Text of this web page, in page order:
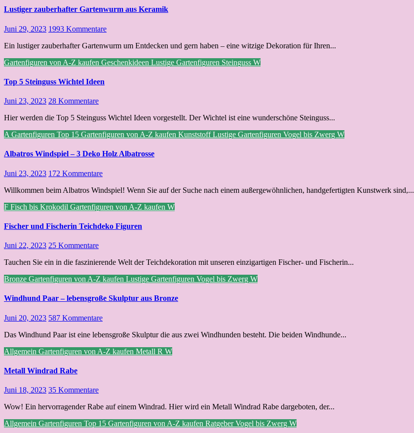
Lustiger zauberhafter Gartenwurm aus Keramik
Juni 29, 2023 1993 Kommentare
Ein lustiger zauberhafter Gartenwurm um Entdecken und gern haben – eine witzige Dekoration für Ihren...
Gartenfiguren von A-Z kaufen Geschenkideen Lustige Gartenfiguren Steinguss W
Top 5 Steinguss Wichtel Ideen
Juni 23, 2023 28 Kommentare
Hier werden die Top 5 Steinguss Wichtel Ideen vorgestellt. Der Wichtel ist eine wunderschöne Steinguss...
A Gartenfiguren Top 15 Gartenfiguren von A-Z kaufen KunststoffLustige Gartenfiguren Vogel bis Zwerg W
Albatros Windspiel – 3 Deko Holz Albatrosse
Juni 23, 2023 172 Kommentare
Willkommen beim Albatros Windspiel! Wenn Sie auf der Suche nach einem außergewöhnlichen, handgefertigten Kunstwerk sind,...
F Fisch bis Krokodil Gartenfiguren von A-Z kaufen W
Fischer und Fischerin Teichdeko Figuren
Juni 22, 2023 25 Kommentare
Tauchen Sie ein in die faszinierende Welt der Teichdekoration mit unseren einzigartigen Fischer- und Fischerin...
Bronze Gartenfiguren von A-Z kaufen Lustige Gartenfiguren Vogel bis Zwerg W
Windhund Paar – lebensgroße Skulptur aus Bronze
Juni 20, 2023 587 Kommentare
Das Windhund Paar ist eine lebensgroße Skulptur die aus zwei Windhunden besteht. Die beiden Windhunde...
Allgemein Gartenfiguren von A-Z kaufen Metall R W
Metall Windrad Rabe
Juni 18, 2023 35 Kommentare
Wow! Ein hervorragender Rabe auf einem Windrad. Hier wird ein Metall Windrad Rabe dargeboten, der...
Allgemein Gartenfiguren Top 15 Gartenfiguren von A-Z kaufen RatgeberVogel bis Zwerg W